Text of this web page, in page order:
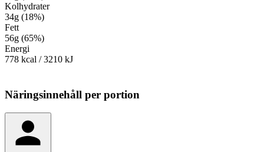
Kolhydrater
34g (18%)
Fett
56g (65%)
Energi
778 kcal / 3210 kJ
Näringsinnehåll per portion